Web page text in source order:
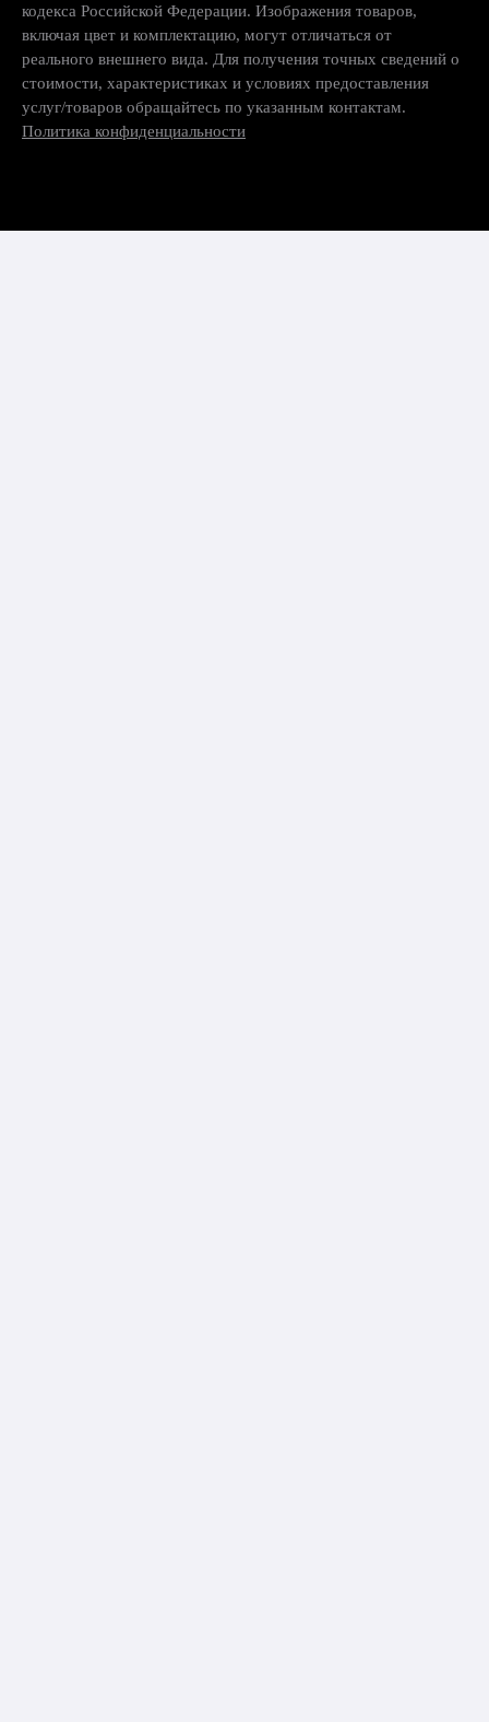
кодекса Российской Федерации. Изображения товаров,
включая цвет и комплектацию, могут отличаться от
реального внешнего вида. Для получения точных сведений о
стоимости, характеристиках и условиях предоставления
услуг/товаров обращайтесь по указанным контактам.
Политика конфиденциальности